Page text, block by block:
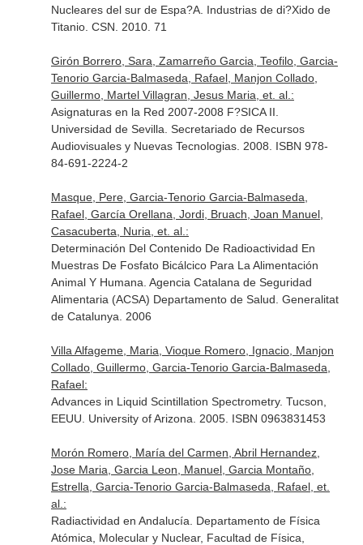
Nucleares del sur de Espa?A. Industrias de di?Xido de
Titanio. CSN. 2010. 71
Girón Borrero, Sara, Zamarreño Garcia, Teofilo, Garcia-
Tenorio Garcia-Balmaseda, Rafael, Manjon Collado,
Guillermo, Martel Villagran, Jesus Maria, et. al.:
Asignaturas en la Red 2007-2008 F?SICA II.
Universidad de Sevilla. Secretariado de Recursos
Audiovisuales y Nuevas Tecnologias. 2008. ISBN 978-
84-691-2224-2
Masque, Pere, Garcia-Tenorio Garcia-Balmaseda,
Rafael, García Orellana, Jordi, Bruach, Joan Manuel,
Casacuberta, Nuria, et. al.:
Determinación Del Contenido De Radioactividad En
Muestras De Fosfato Bicálcico Para La Alimentación
Animal Y Humana. Agencia Catalana de Seguridad
Alimentaria (ACSA) Departamento de Salud. Generalitat
de Catalunya. 2006
Villa Alfageme, Maria, Vioque Romero, Ignacio, Manjon
Collado, Guillermo, Garcia-Tenorio Garcia-Balmaseda,
Rafael:
Advances in Liquid Scintillation Spectrometry. Tucson,
EEUU. University of Arizona. 2005. ISBN 0963831453
Morón Romero, María del Carmen, Abril Hernandez,
Jose Maria, Garcia Leon, Manuel, Garcia Montaño,
Estrella, Garcia-Tenorio Garcia-Balmaseda, Rafael, et.
al.:
Radiactividad en Andalucía. Departamento de Física
Atómica, Molecular y Nuclear, Facultad de Física,